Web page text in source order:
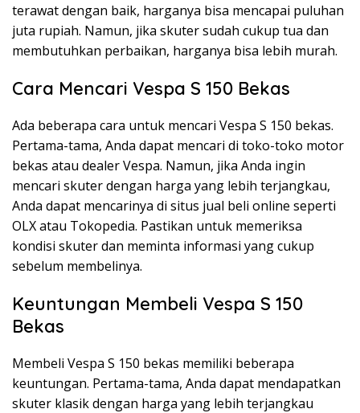
terawat dengan baik, harganya bisa mencapai puluhan
juta rupiah. Namun, jika skuter sudah cukup tua dan
membutuhkan perbaikan, harganya bisa lebih murah.
Cara Mencari Vespa S 150 Bekas
Ada beberapa cara untuk mencari Vespa S 150 bekas.
Pertama-tama, Anda dapat mencari di toko-toko motor
bekas atau dealer Vespa. Namun, jika Anda ingin
mencari skuter dengan harga yang lebih terjangkau,
Anda dapat mencarinya di situs jual beli online seperti
OLX atau Tokopedia. Pastikan untuk memeriksa
kondisi skuter dan meminta informasi yang cukup
sebelum membelinya.
Keuntungan Membeli Vespa S 150
Bekas
Membeli Vespa S 150 bekas memiliki beberapa
keuntungan. Pertama-tama, Anda dapat mendapatkan
skuter klasik dengan harga yang lebih terjangkau